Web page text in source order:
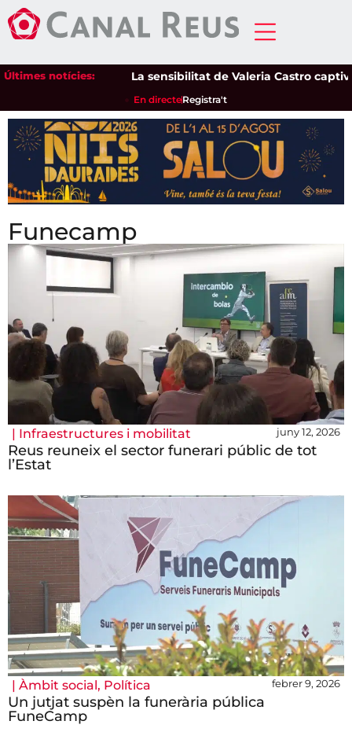
Últimes notícies: La sensibilitat de Valeria Castro captiva
En directeRegistra't
Funecamp
| Infraestructures i mobilitat juny 12, 2026
Reus reuneix el sector funerari públic de tot
l’Estat
| Àmbit social, Política febrer 9, 2026
Un jutjat suspèn la funerària pública
FuneCamp